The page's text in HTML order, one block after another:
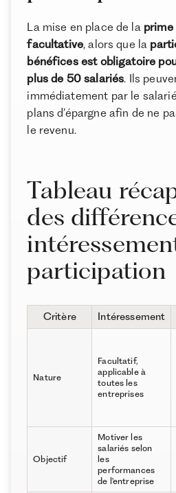
L'impact des arrêts de travail
participation
L'impact d’une démission sur
participation
L’impact d’un départ en retraite
l’intéressement et la participation
Conclusion
À propos de Ramify
Ramify est l’alternative
Pour une clientèle exigeante,
expertise patrimoniale,
rigoureuse des meilleurs
une logique de performance
La mise en place de la prime
facultative, alors que la
bénéfices est obligatoire
plus de 50 salariés. Ils
immédiatement par le
plans d’épargne afin de ne
le revenu.
Tableau
des
participation
Critère Intéressement
Nature
Facultatif,
applicable à
toutes les
entreprises
Objectif
Motiver les
salariés selon
les
performances
de l'entreprise